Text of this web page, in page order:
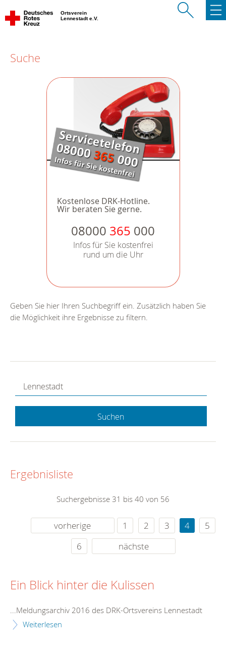
Ortsverein
Lennestadt e.V.
Suche
Kostenlose DRK-Hotline.
Wir beraten Sie gerne.
08000 365 000
Infos für Sie kostenfrei
rund um die Uhr
Geben Sie hier Ihren Suchbegriff ein. Zusätzlich haben Sie
die Möglichkeit ihre Ergebnisse zu filtern.
Suchen
Ergebnisliste
Suchergebnisse 31 bis 40 von 56
vorherige 1 2 3 4
5
6
nächste
Ein Blick hinter die Kulissen
...Meldungsarchiv 2016 des DRK-Ortsvereins Lennestadt
Weiterlesen